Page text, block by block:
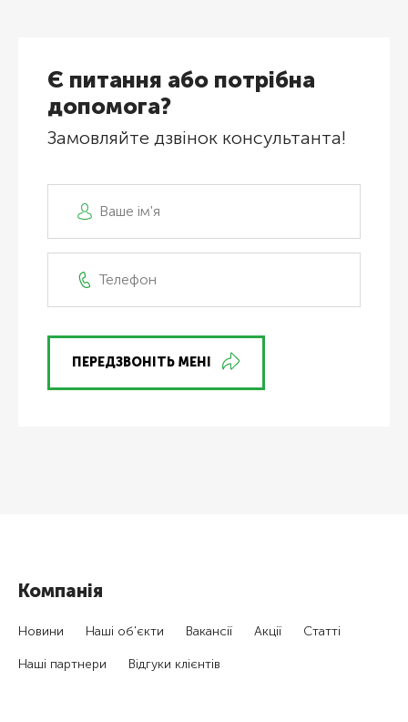
Є питання або потрібна
допомога?
Замовляйте дзвінок консультанта!
ПЕРЕДЗВОНІТЬ МЕНІ
Компанія
Новини Наші об'єкти Вакансії Акції Статті
Наші партнери Відгуки клієнтів